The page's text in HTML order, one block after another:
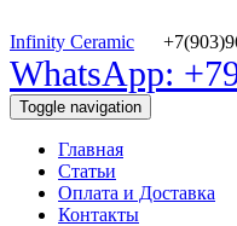
Infinity Ceramic
WhatsApp:
Toggle navigation
Главная
Статьи
Оплата и Доставка
Контакты